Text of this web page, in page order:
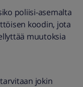
poliisi-asemalta
koodin, jota
muutoksia
jokin